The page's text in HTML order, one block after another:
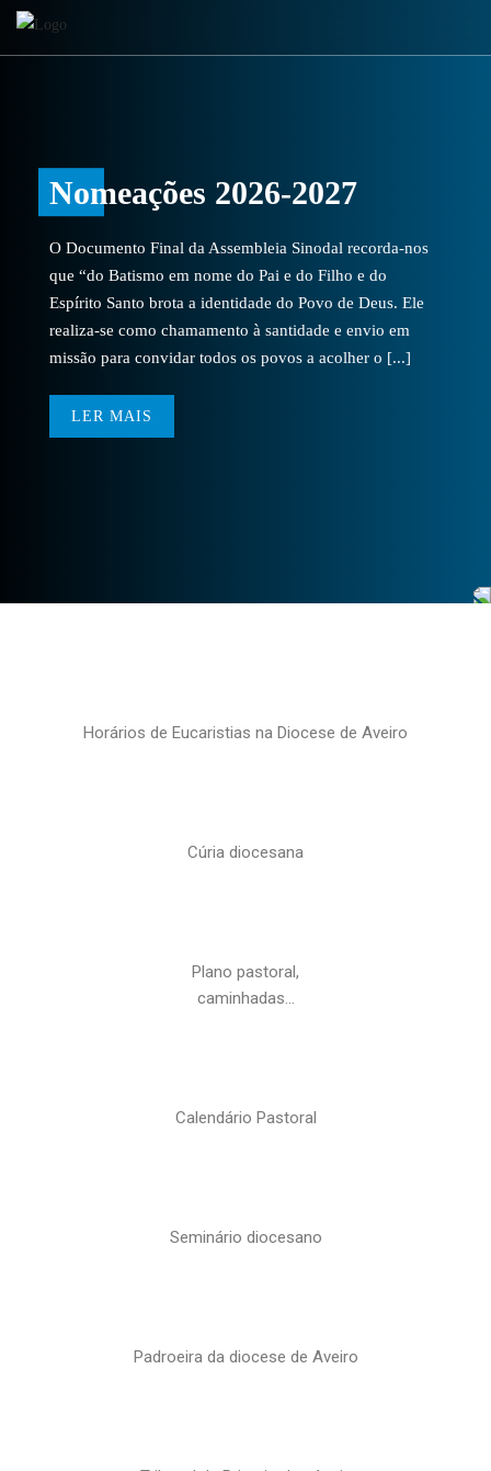
Nomeações 2026-2027
O Documento Final da Assembleia Sinodal recorda-nos
que “do Batismo em nome do Pai e do Filho e do
Espírito Santo brota a identidade do Povo de Deus. Ele
realiza-se como chamamento à santidade e envio em
missão para convidar todos os povos a acolher o [...]
LER MAIS
Horários de Eucaristias na Diocese de Aveiro
Cúria diocesana
Plano pastoral,
caminhadas…
Calendário Pastoral
Seminário diocesano
Padroeira da diocese de Aveiro